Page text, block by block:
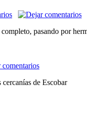
pasando por
de Escobar